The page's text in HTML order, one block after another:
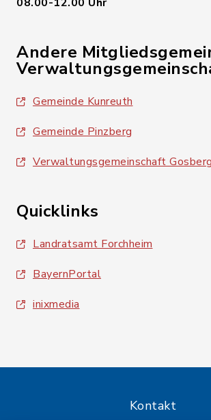
Andere
Gemeinde Kunreuth
Gemeinde Pinzberg
Verwaltungsgemeinschaft Gosberg
Quicklinks
Landratsamt Forchheim
BayernPortal
inixmedia
Kontakt